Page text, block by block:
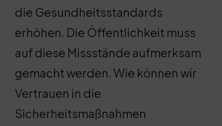
die Gesundheitsstandards
erhöhen. Die Öffentlichkeit muss
auf diese Missstände aufmerksam
gemacht werden. Wie können wir
Vertrauen in die
Sicherheitsmaßnahmen